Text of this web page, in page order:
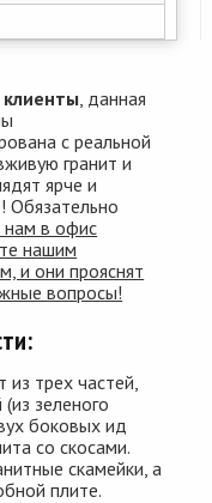
, данная
с реальной
гранит и
ярче и
Обязательно
нам в офис
нашим
и они прояснят
вопросы!
из трех частей,
зеленого
боковых ид
со скосами.
скамейки, а
плите.